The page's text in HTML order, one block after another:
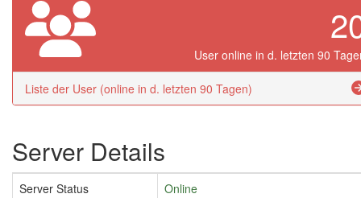
User online in d. letzten 90
Liste der User (online in d. letzten 90 Tagen)
Server Details
Server Status
Online